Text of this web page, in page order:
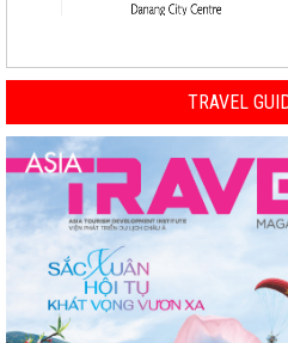
TRAVEL
Previous